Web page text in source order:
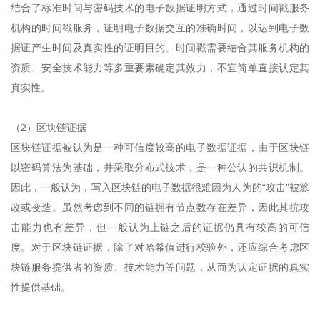
结合了标准时间与密码技术的电子数据证明方式，通过时间戳服务
机构的时间戳服务，证明电子数据交互的准确时间，以达到电子数
据证产生时间及真实性的证明目的。时间戳需要结合其服务机构的
资质、安全技术能力等多重要素确定其效力，不宜简单直接认定其
真实性。
（2）区块链证据
区块链证据被认为是一种可信度较高的电子数据证据，由于区块链
以密码算法为基础，并采取分布式技术，是一种公认的共识机制。
因此，一般认为，写入区块链的电子数据很难因为人为的“攻击”被篡
改或变造。虽然考虑到不同的链拥有节点数存在差异，因此其抗攻
击能力也有差异，但一般认为上链之后的证据仍具有较高的可信
度。对于区块链证据，除了对哈希值进行校验外，还应综合考虑区
块链服务提供者的资质、技术能力等问题，从而为认定证据的真实
性提供基础。